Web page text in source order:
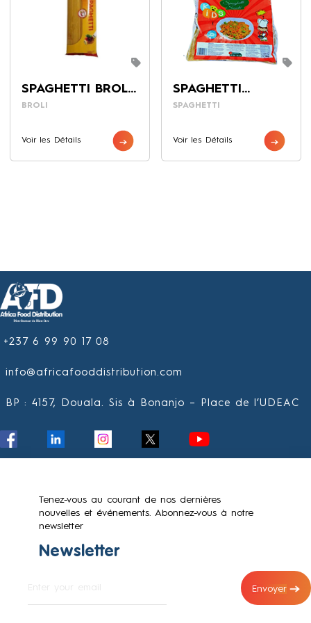
SPAGHETTI BROLI
STANDARD 500G
BROLI
Voir les Détails
SPAGHETTI
BRISURE 3,5 KG
SPAGHETTI
Voir les Détails
+237 6 99 90 17 08
info@africafooddistribution.com
BP : 4157, Douala. Sis à Bonanjo – Place de l’UDEAC
Tenez-vous au courant de nos dernières
nouvelles et événements. Abonnez-vous à notre
newsletter
Newsletter